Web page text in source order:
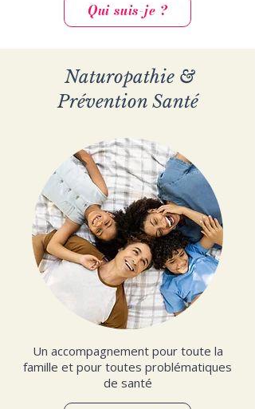
Qui suis-je ?
Naturopathie &
Prévention Santé
Un accompagnement pour toute la
famille et pour toutes problématiques
de santé